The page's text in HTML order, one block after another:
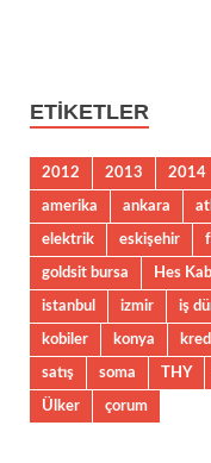
ETIKETLER
2012 2013 2014
amerika
ankara
elektrik
eskişehir
goldsit bursa
Hes
istanbul
izmir iş
kobiler
konya
satış
soma THY
Ülker
çorum